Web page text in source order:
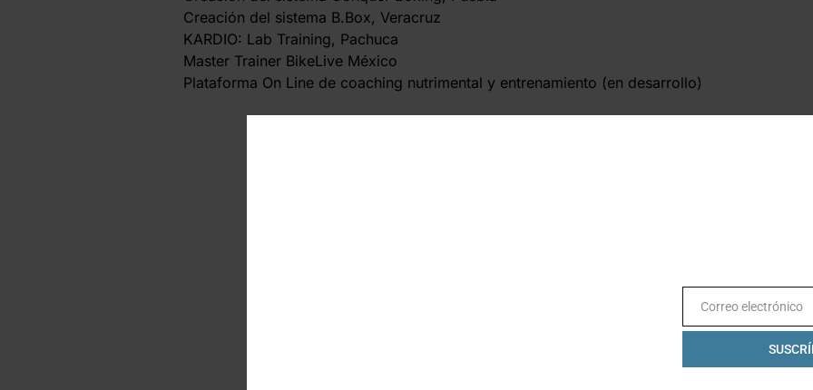
Creación del sistema B.Box, Veracruz
KARDIO: Lab Training, Pachuca
Master Trainer BikeLive México
Plataforma On Line de coaching nutrimental y entrenamiento (en desarrollo)
EmailCorreo electrónico